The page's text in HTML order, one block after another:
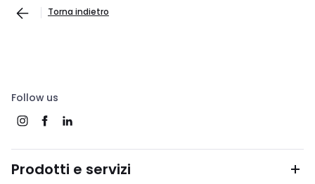
Torna indietro
Follow us
Prodotti e servizi